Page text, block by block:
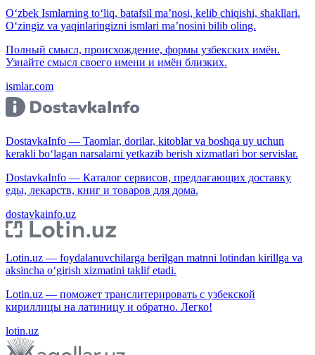
O‘zbek Ismlarning to‘liq, batafsil ma’nosi, kelib chiqishi, shakllari.
O‘zingiz va yaqinlaringizni ismlari ma’nosini bilib oling.
Полный смысл, происхождение, формы узбекских имён.
Узнайте смысл своего имени и имён близких.
ismlar.com
DostavkaInfo — Taomlar, dorilar, kitoblar va boshqa uy uchun
kerakli bo‘lagan narsalarni yetkazib berish xizmatlari bor servislar.
DostavkaInfo — Каталог сервисов, предлагающих доставку
еды, лекарств, книг и товаров для дома.
dostavkainfo.uz
Lotin.uz — foydalanuvchilarga berilgan matnni lotindan kirillga va
aksincha o‘girish xizmatini taklif etadi.
Lotin.uz — поможет транслитерировать с узбекской
кириллицы на латиницу и обратно. Легко!
lotin.uz